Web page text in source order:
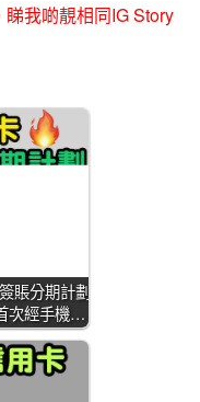
睇我啲靚相同IG Story
賬分期計劃
次經手機…